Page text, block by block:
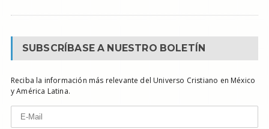
SUBSCRÍBASE A NUESTRO BOLETÍN
Reciba la información más relevante del Universo Cristiano en México
y América Latina.